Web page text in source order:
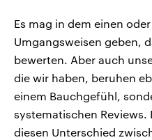
Es mag in dem einen
Umgangsweisen geben,
bewerten. Aber auch
die wir haben, beruhen
einem Bauchgefühl,
systematischen Reviews.
diesen Unterschied